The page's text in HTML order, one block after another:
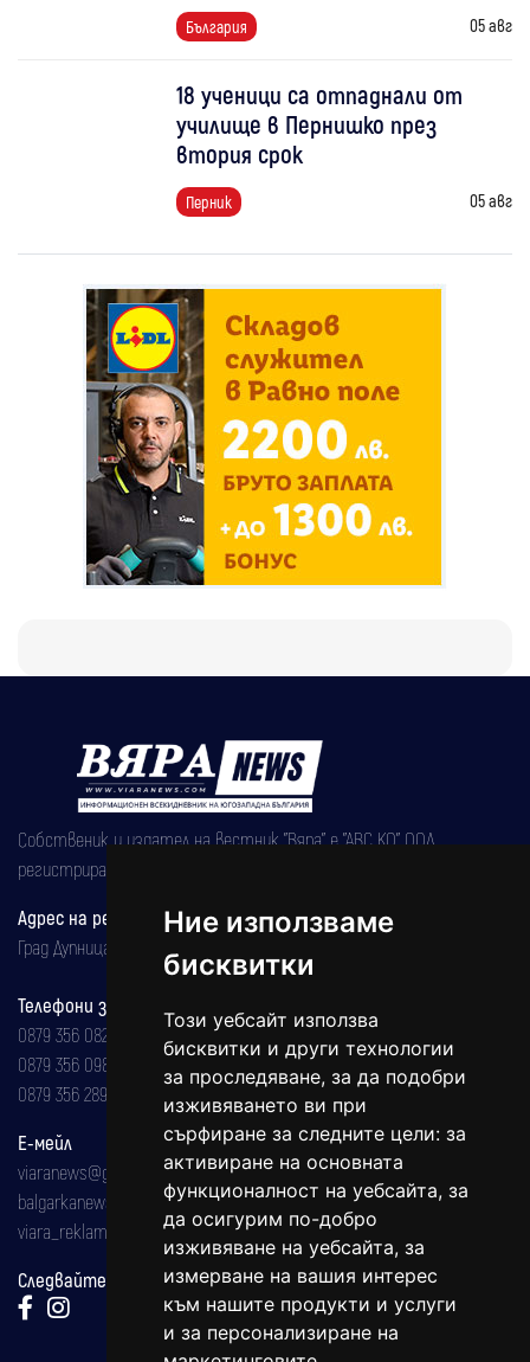
Ние използваме
бисквитки
Този уебсайт използва
бисквитки и други технологии
за проследяване, за да подобри
изживяването ви при
сърфиране за следните цели: за
активиране на основната
функционалност на уебсайта, за
да осигурим по-добро
изживяване на уебсайта, за
измерване на вашия интерес
към нашите продукти и услуги
и за персонализиране на
България 05 авг
18 ученици са отпаднали от
училище в Пернишко през
втория срок
Перник 05 авг
Собственик и издател на вестник "Вяра" е "АВС КО" ООД,
регистрирана на 08.05.2002 година.
Адрес на редакцията
Град Дупница, ул.''Христо Ботев" 43
Телефони за реклама и абонаменти
0879 356 082
0879 356 098
0879 356 289
Е-мейл
viaranews@gmail.com
balgarkanews@gmail.com
viara_reklama@mail.bg
Следвайте ни: